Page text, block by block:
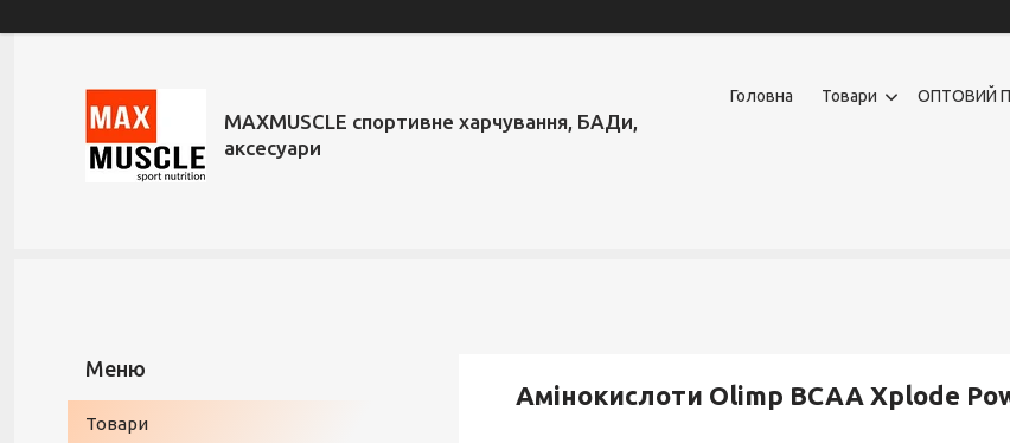
MAXMUSCLE спортивне харчування, БАДи,
аксесуари
Головна Товари OПТОВИЙ
Амінокислоти Olimp BCAA Xplode
Товари